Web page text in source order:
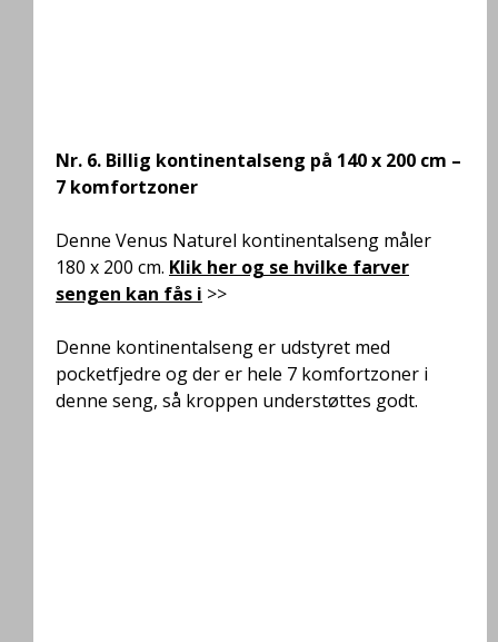
Nr. 6. Billig kontinentalseng på 140 x 200 cm –
7 komfortzoner
Denne Venus Naturel kontinentalseng måler
180 x 200 cm. Klik her og se hvilke farver
sengen kan fås i >>
Denne kontinentalseng er udstyret med
pocketfjedre og der er hele 7 komfortzoner i
denne seng, så kroppen understøttes godt.